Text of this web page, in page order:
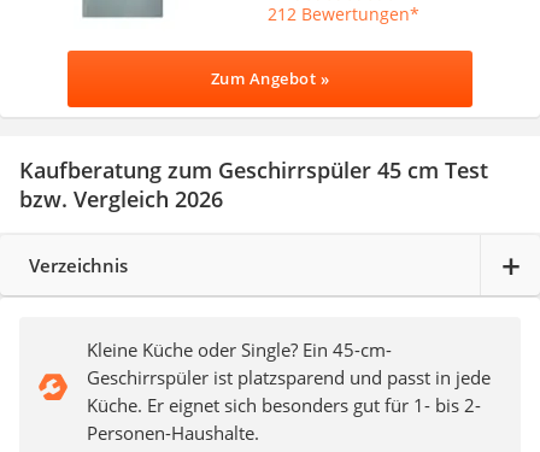
212 Bewertungen
Zum Angebot »
Kaufberatung zum Geschirrspüler 45 cm Test
bzw. Vergleich 2026
Verzeichnis
Kleine Küche oder Single? Ein 45-cm-
Geschirrspüler ist platzsparend und passt in jede
Küche. Er eignet sich besonders gut für 1- bis 2-
Personen-Haushalte.